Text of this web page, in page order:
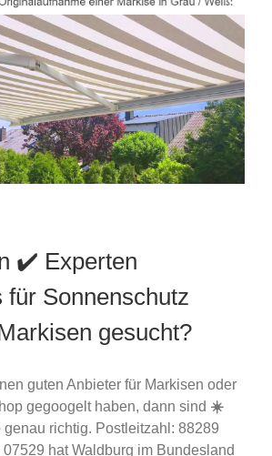
✔️ Experten
für Sonnenschutz
gesucht?
guten Anbieter für Markisen oder
gegoogelt haben, dann sind ☀️
genau richtig. Postleitzahl: 88289
hat Waldburg im Bundesland